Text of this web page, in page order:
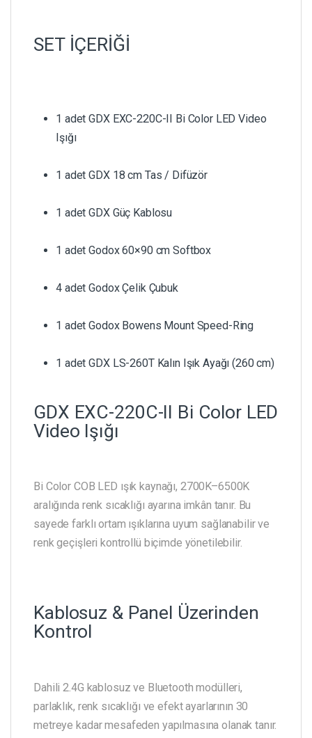
SET İÇERİĞİ
1 adet GDX EXC-220C-II Bi Color LED Video
Işığı
1 adet GDX 18 cm Tas / Difüzör
1 adet GDX Güç Kablosu
1 adet Godox 60×90 cm Softbox
4 adet Godox Çelik Çubuk
1 adet Godox Bowens Mount Speed-Ring
1 adet GDX LS-260T Kalın Işık Ayağı (260 cm)
GDX EXC-220C-II Bi Color LED
Video Işığı
Bi Color COB LED ışık kaynağı, 2700K–6500K
aralığında renk sıcaklığı ayarına imkân tanır. Bu
sayede farklı ortam ışıklarına uyum sağlanabilir ve
renk geçişleri kontrollü biçimde yönetilebilir.
Kablosuz & Panel Üzerinden
Kontrol
Dahili 2.4G kablosuz ve Bluetooth modülleri,
parlaklık, renk sıcaklığı ve efekt ayarlarının 30
metreye kadar mesafeden yapılmasına olanak tanır.